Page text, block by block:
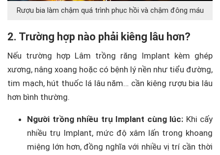
Rượu bia làm chậm quá trình phục hồi và chậm đông máu
2. Trường hợp nào phải kiêng lâu hơn?
Nếu trường hợp Lâm trồng răng Implant kèm ghép
xương, nâng xoang hoặc có bệnh lý nền như tiểu đường,
tim mạch, hút thuốc lá lâu năm… cần kiêng rượu bia lâu
hơn bình thường.
Người trồng nhiều trụ Implant cùng lúc: Khi cấy
nhiều trụ Implant, mức độ xâm lấn trong khoang
miệng lớn hơn, đồng nghĩa với nhiều vị trí cần thời